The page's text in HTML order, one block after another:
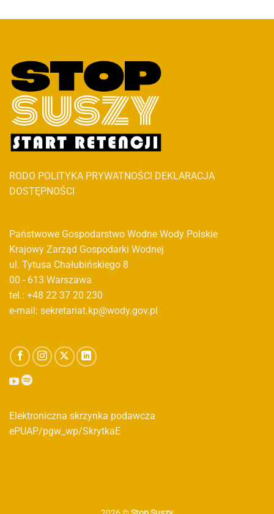
RODO POLITYKA PRYWATNOŚCI DEKLARACJA
DOSTĘPNOŚCI
Państwowe Gospodarstwo Wodne Wody Polskie
Krajowy Zarząd Gospodarki Wodnej
ul. Tytusa Chałubińskiego 8
00 - 613 Warszawa
tel.: +48 22 37 20 230
e-mail: sekretariat.kp@wody.gov.pl
Elektroniczna skrzynka podawcza
ePUAP/pgw_wp/SkrytkaE